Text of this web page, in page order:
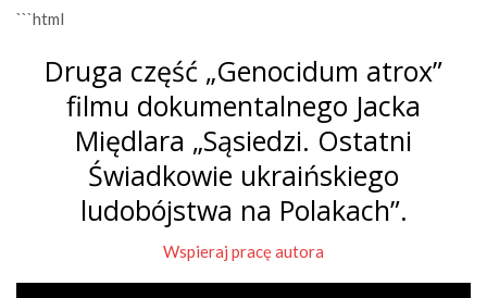
```html
Druga część „Genocidum atrox”
filmu dokumentalnego Jacka
Międlara „Sąsiedzi. Ostatni
Świadkowie ukraińskiego
ludobójstwa na Polakach”.
Wspieraj pracę autora